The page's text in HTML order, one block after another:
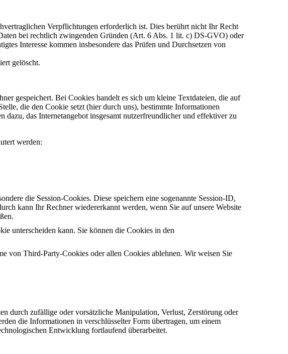
Verpflichtungen erforderlich ist. Dies berührt nicht Ihr Recht
bei rechtlich zwingenden Gründen (Art. 6 Abs. 1 lit. c) DS-GVO) oder
Interesse kommen insbesondere das Prüfen und Durchsetzen von
gelöscht.
gespeichert. Bei Cookies handelt es sich um kleine Textdateien, die auf
die den Cookie setzt (hier durch uns), bestimmte Informationen
das Internetangebot insgesamt nutzerfreundlicher und effektiver zu
werden:
die Session-Cookies. Diese speichern eine sogenannte Session-ID,
kann Ihr Rechner wiedererkannt werden, wenn Sie auf unsere Website
unterscheiden kann. Sie können die Cookies in den
von Third-Party-Cookies oder allen Cookies ablehnen. Wir weisen Sie
durch zufällige oder vorsätzliche Manipulation, Verlust, Zerstörung oder
die Informationen in verschlüsselter Form übertragen, um einem
Entwicklung fortlaufend überarbeitet.